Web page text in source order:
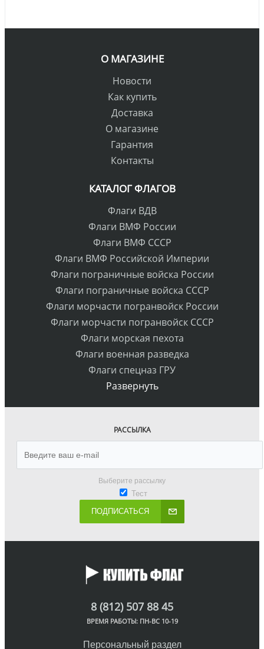
О МАГАЗИНЕ
Новости
Как купить
Доставка
О магазине
Гарантия
Контакты
КАТАЛОГ ФЛАГОВ
Флаги ВДВ
Флаги ВМФ России
Флаги ВМФ СССР
Флаги ВМФ Российской Империи
Флаги пограничные войска России
Флаги пограничные войска СССР
Флаги морчасти погранвойск России
Флаги морчасти погранвойск СССР
Флаги морская пехота
Флаги военная разведка
Флаги спецназ ГРУ
Развернуть
РАССЫЛКА
Выберите рассылку
Тест
ПОДПИСАТЬСЯ
8 (812) 507 88 45
ВРЕМЯ РАБОТЫ: ПН-ВС 10-19
Персональный раздел